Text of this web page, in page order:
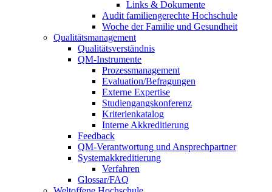
Links & Dokumente
Audit familiengerechte Hochschule
Woche der Familie und Gesundheit
Qualitätsmanagement
Qualitätsverständnis
QM-Instrumente
Prozessmanagement
Evaluation/Befragungen
Externe Expertise
Studiengangskonferenz
Kriterienkatalog
Interne Akkreditierung
Feedback
QM-Verantwortung und Ansprechpartner
Systemakkreditierung
Verfahren
Glossar/FAQ